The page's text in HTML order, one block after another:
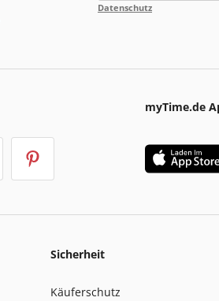
Datenschutz
myTime.de
Sicherheit
Käuferschutz